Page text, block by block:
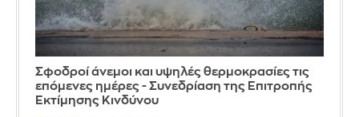
Σφοδροί άνεμοι και υψηλές θερμοκρασίες τις
επόμενες ημέρες - Συνεδρίαση της Επιτροπής
Εκτίμησης Κινδύνου